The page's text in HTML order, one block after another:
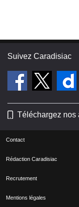
Suivez Caradisiac
Téléchargez nos
Contact
Rédaction Caradisiac
Recrutement
Mentions légales